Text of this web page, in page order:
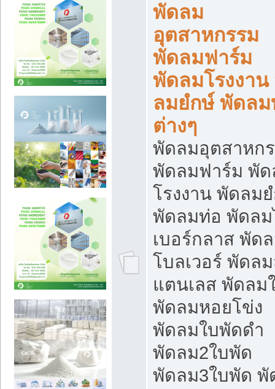
พัดลม
อุตสาหกรรม
พัดลมฟาร์ม
พัดลมโรงงา
ลมยํกษ์ พัดลม
ต่างๆ
พัดลมอุตสาหก
พัดลมฟาร์ม พั
โรงงาน พัดลม
พัดลมท่อ พัดล
เบอร์กลาส พัด
โบลเวอร์ พัดล
แตนเลส พัดลม
พัดลมหอยโข่ง
พัดลมใบพัดดำ
พัดลม2ใบพัด
พัดลม3ใบพัด พั